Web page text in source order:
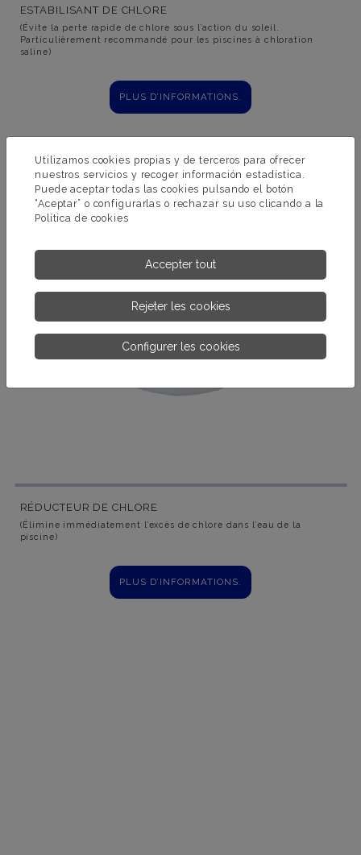
ESTABILISANT DE CHLORE
(Évite la perte rapide de chlore sous l’action du soleil.
Particulièrement recommandé pour les piscines à chloration
saline)
PLUS D’INFORMATIONS.
RÉDUCTEUR DE CHLORE
(Élimine immédiatement l’excès de chlore dans l’eau de la
piscine)
PLUS D’INFORMATIONS.
Utilizamos cookies propias y de terceros para ofrecer
nuestros servicios y recoger información estadística.
Puede aceptar todas las cookies pulsando el botón
“Aceptar” o configurarlas o rechazar su uso clicando a la
Política de cookies
Accepter tout
Rejeter les cookies
Configurer les cookies